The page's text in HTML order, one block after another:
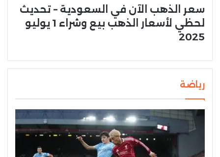
سعر الذهب الآن في السعودية – تحديث
لحظي لأسعار الذهب بيع وشراء 1 يوليو
2025
رياضة